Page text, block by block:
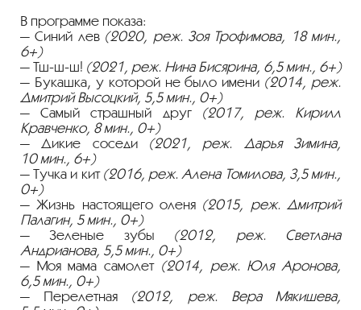
В программе показа:
— Синий лев (2020, реж. Зоя Трофимова, 18 мин.,
6+)
— Тш-ш-ш! (2021, реж. Нина Бисярина, 6,5 мин., 6+)
— Букашка, у которой не было имени (2014, реж.
Дмитрий Высоцкий, 5,5 мин., 0+)
— Самый страшный друг (2017, реж. Кирилл
Кравченко, 8 мин., 0+)
— Дикие соседи (2021, реж. Дарья Зимина,
10 мин., 6+)
— Тучка и кит (2016, реж. Алена Томилова, 3,5 мин.,
0+)
— Жизнь настоящего оленя (2015, реж. Дмитрий
Палагин, 5 мин., 0+)
— Зеленые зубы (2012, реж. Светлана
Андрианова, 5,5 мин., 0+)
— Моя мама самолет (2014, реж. Юля Аронова,
6,5 мин., 0+)
— Перелетная (2012, реж. Вера Мякишева,